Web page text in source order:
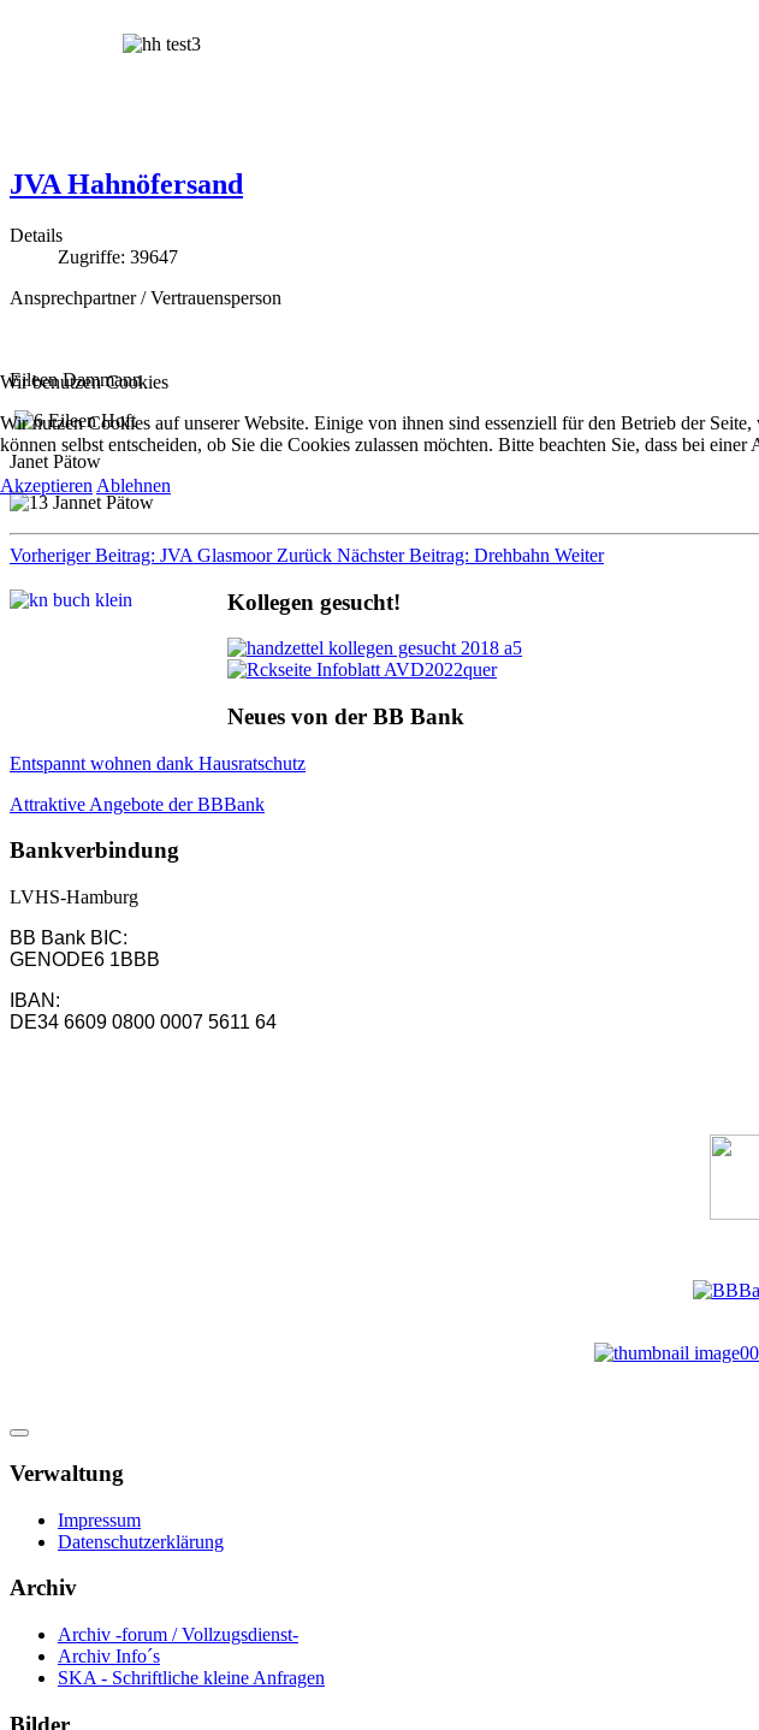
JVA Hahnöfersand
Details
Zugriffe: 39647
Ansprechpartner / Vertrauensperson
Eileen Dammann
Janet Pätow
Vorheriger Beitrag: JVA Glasmoor Zurück Nächster Beitrag: Drehbahn Weiter
Kollegen gesucht!
Neues von der BB Bank
Entspannt wohnen dank Hausratschutz
Attraktive Angebote der BBBank
Bankverbindung
LVHS-Hamburg
BB Bank BIC:
GENODE6 1BBB
IBAN:
DE34 6609 0800 0007 5611 64
Verwaltung
Impressum
Datenschutzerklärung
Archiv
Archiv -forum / Vollzugsdienst-
Archiv Info´s
SKA - Schriftliche kleine Anfragen
Bilder
Wir benutzen Cookies
Wir nutzen Cookies auf unserer Website. Einige von ihnen sind essenziell für den Betrieb der
können selbst entscheiden, ob Sie die Cookies zulassen möchten. Bitte beachten Sie, dass bei
Akzeptieren Ablehnen